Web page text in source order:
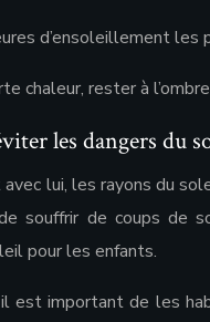
d’ensoleillement les
chaleur, rester à
les dangers du
avec lui, les rayons du
souffrir de coups de
pour les enfants.
il est important de les